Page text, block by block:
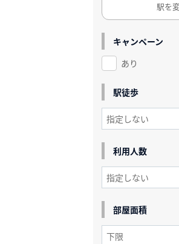
駅を
キャンペーン
あり
駅徒歩
利用人数
部屋面積